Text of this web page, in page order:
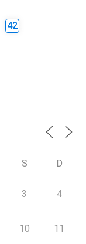
42
S D
3 4
10 11